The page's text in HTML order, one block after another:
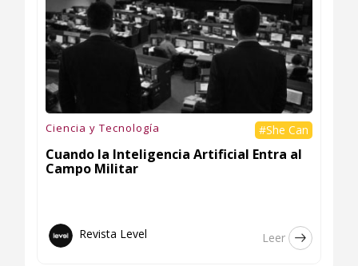
Ciencia y Tecnología #She Can
Cuando la Inteligencia Artificial Entra al
Campo Militar
Revista Level Leer